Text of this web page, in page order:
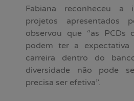
Fabiana reconheceu a
projetos apresentados
observou que “as PCDs
podem ter a expectativa
carreira dentro do
diversidade não pode
precisa ser efetiva”.